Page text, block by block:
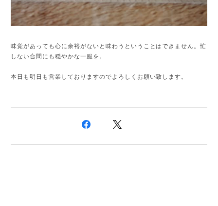
味覚があっても心に余裕がないと味わうということはできません。忙
しない合間にも穏やかな一服を。
本日も明日も営業しておりますのでよろしくお願い致します。